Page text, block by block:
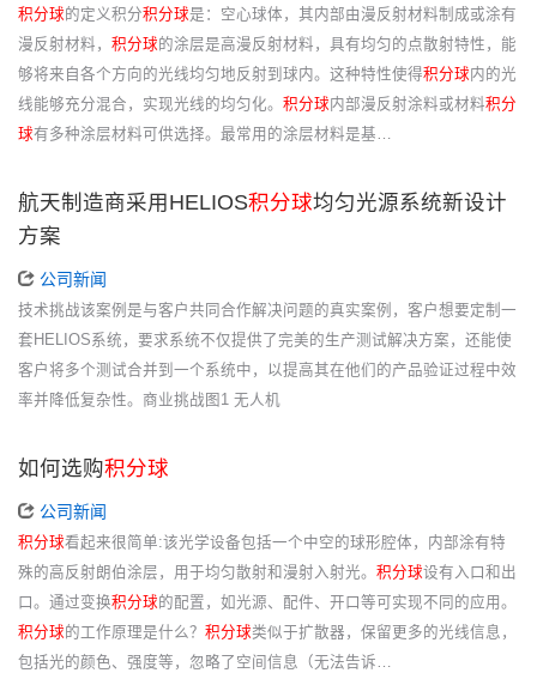
积分球 的定义积分积分球是：空心球体，其内部由漫反射材料制成或涂有
漫反射材料， 积分球 的涂层是高漫反射材料，具有均匀的点散射特性，能
够将来自各个方向的光线均匀地反射到球内。这种特性使得积分球 内的光
线能够充分混合，实现光线的均匀化。 积分球 内部漫反射涂料或材料积分
球有多种涂层材料可供选择。最常用的涂层材料是基…
航天制造商采用HELIOS积分球均匀光源系统新设计
方案
公司新闻
技术挑战该案例是与客户共同合作解决问题的真实案例，客户想要定制一
套HELIOS系统，要求系统不仅提供了完美的生产测试解决方案，还能使
客户将多个测试合并到一个系统中，以提高其在他们的产品验证过程中效
率并降低复杂性。商业挑战图1 无人机
如何选购积分球
公司新闻
积分球看起来很简单:该光学设备包括一个中空的球形腔体，内部涂有特
殊的高反射朗伯涂层，用于均匀散射和漫射入射光。 积分球设有入口和出
口。通过变换积分球 的配置，如光源、配件、开口等可实现不同的应用。
积分球 的工作原理是什么？ 积分球类似于扩散器，保留更多的光线信息，
包括光的颜色、强度等，忽略了空间信息（无法告诉…